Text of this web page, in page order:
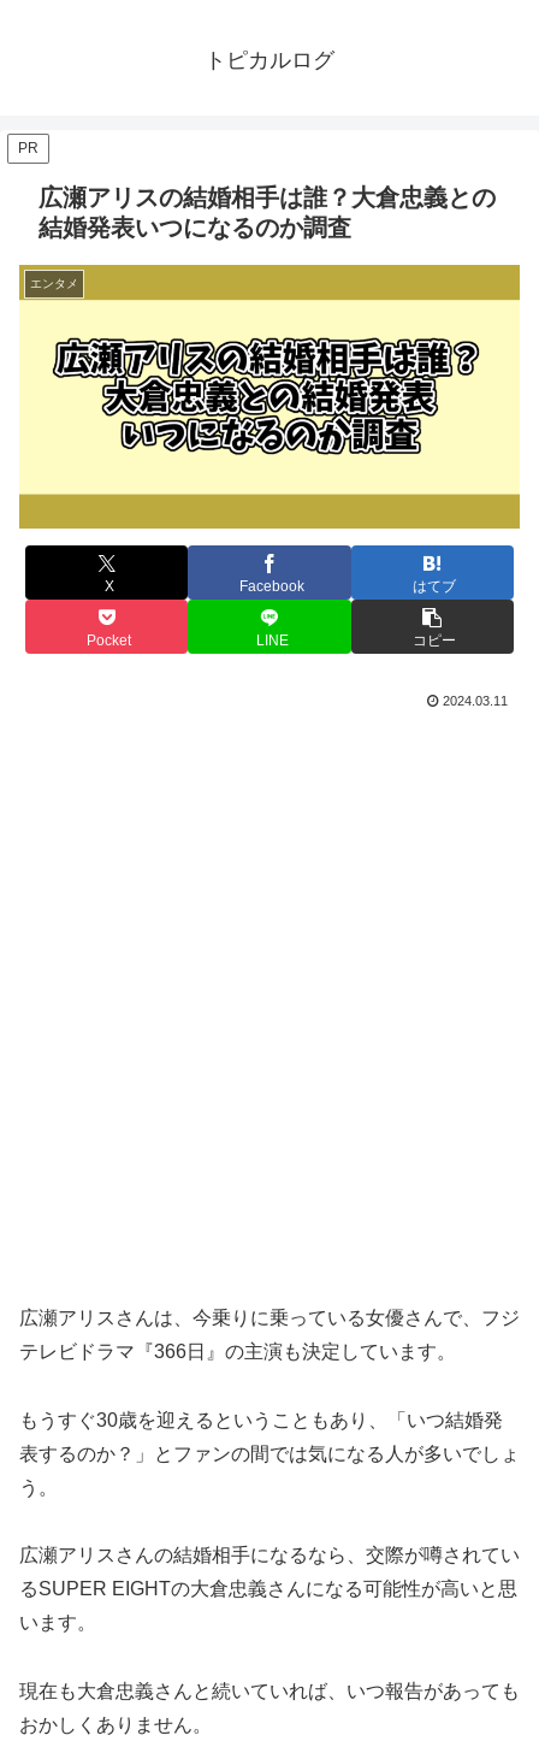
トピカルログ
PR
広瀬アリスの結婚相手は誰？大倉忠義との
結婚発表いつになるのか調査
エンタメ
X Facebook はてブ
Pocket LINE コピー
2024.03.11
広瀬アリスさんは、今乗りに乗っている女優さんで、フジ
テレビドラマ『366日』の主演も決定しています。
もうすぐ30歳を迎えるということもあり、「いつ結婚発
表するのか？」とファンの間では気になる人が多いでしょ
う。
広瀬アリスさんの結婚相手になるなら、交際が噂されてい
るSUPER EIGHTの大倉忠義さんになる可能性が高いと思
います。
現在も大倉忠義さんと続いていれば、いつ報告があっても
おかしくありません。